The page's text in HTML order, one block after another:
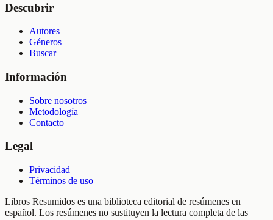
Descubrir
Autores
Géneros
Buscar
Información
Sobre nosotros
Metodología
Contacto
Legal
Privacidad
Términos de uso
Libros Resumidos es una biblioteca editorial de resúmenes en
español. Los resúmenes no sustituyen la lectura completa de las